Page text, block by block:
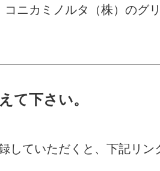
ニカミノルタ（株）のグ
て下さい。
していただくと、下記リン